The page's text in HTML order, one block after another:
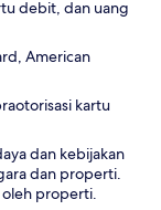
debit, dan uang
American
kartu
dan kebijakan
dan properti.
oleh properti.